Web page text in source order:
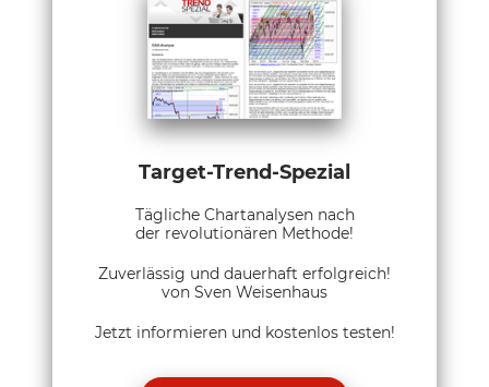
Target-Trend-Spezial
Tägliche Chartanalysen nach
der revolutionären Methode!
Zuverlässig und dauerhaft erfolgreich!
von Sven Weisenhaus
Jetzt informieren und kostenlos testen!